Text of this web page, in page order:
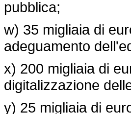
pubblica;
w) 35 migliaia di
adeguamento
x) 200 migliaia di
digitalizzazione
y) 25 migliaia di